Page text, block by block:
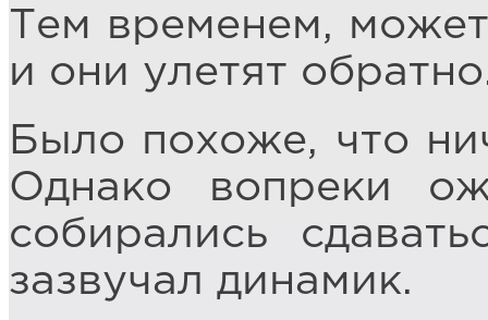
Тем временем,
и они улетят
Было похоже, что
Однако вопреки
собирались
зазвучал динамик.